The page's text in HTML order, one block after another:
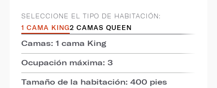
SELECCIONE EL TIPO DE HABITACIÓN:
1 CAMA KING2 CAMAS QUEEN
Camas: 1 cama King
Ocupación máxima: 3
Tamaño de la habitación: 400 pies